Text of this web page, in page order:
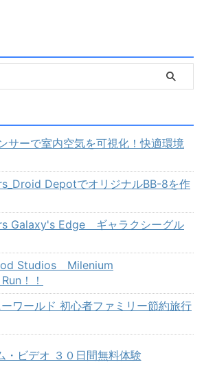
サーで室内空気を可視化！快適環境
DepotでオリジナルBB-8を作
Galaxy's Edge ギャラクシーグル
Studios Milenium
！！
ーワールド 初心者ファミリー節約旅行
・ビデオ ３０日間無料体験